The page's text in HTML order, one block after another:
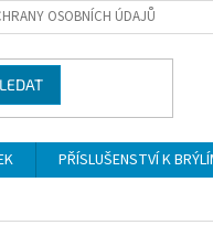
OSOBNÍCH ÚDAJŮ
PŘÍSLUŠENSTVÍ K